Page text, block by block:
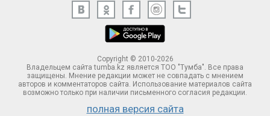
Copyright © 2010-2026
Владельцем сайта tumba.kz является ТОО "Тумба". Все права
защищены. Мнение редакции может не совпадать с мнением
авторов и комментаторов сайта. Использование материалов сайта
возможно только при наличии письменного согласия редакции.
полная версия сайта